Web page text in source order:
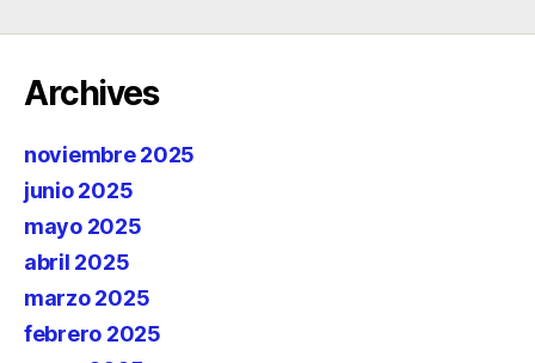
Archives
noviembre 2025
junio 2025
mayo 2025
abril 2025
marzo 2025
febrero 2025